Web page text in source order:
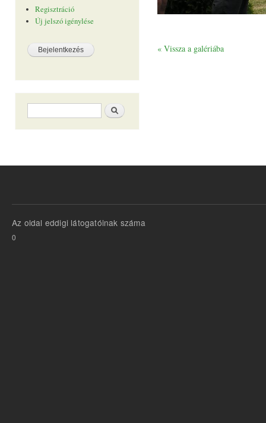
Regisztráció
Új jelszó igénylése
Keresés űrlap Keresés
« Vissza a galériába
Az oldal eddigi látogatóinak száma
0